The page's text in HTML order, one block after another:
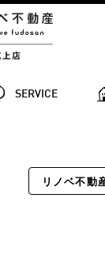
SERVICE
リノベ不動